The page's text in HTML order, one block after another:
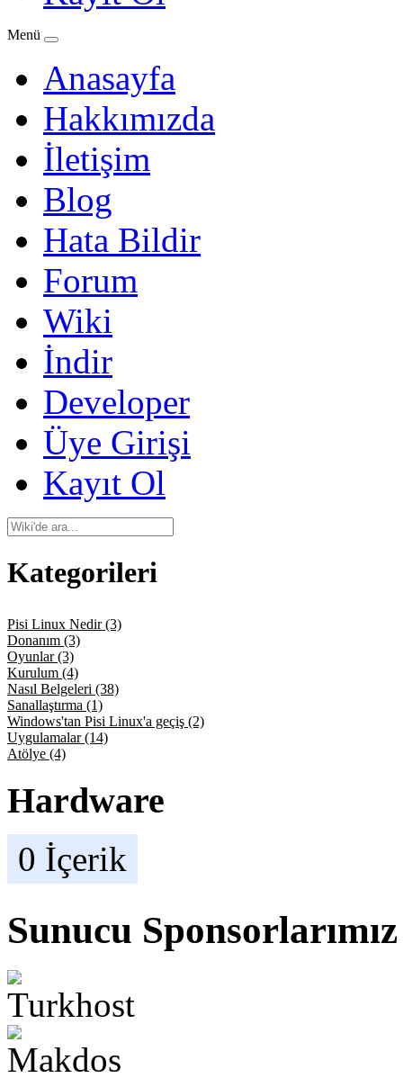
Menü
Anasayfa
Hakkımızda
İletişim
Blog
Hata Bildir
Forum
Wiki
İndir
Developer
Üye Girişi
Kayıt Ol
Kategorileri
Pisi Linux Nedir (3)
Donanım (3)
Oyunlar (3)
Kurulum (4)
Nasıl Belgeleri (38)
Sanallaştırma (1)
Windows'tan Pisi Linux'a geçiş (2)
Uygulamalar (14)
Atölye (4)
Hardware
0 İçerik
Sunucu Sponsorlarımız